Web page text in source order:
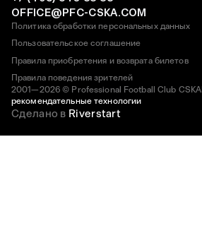
2001—2026 © Professional Football Club CSKA
рекомендательные технологии
OFFICE@PFC-CSKA.COM
Политика обработки персональных данных
Пользовательское соглашение
Правила приобретения и возврата билетов
Правила поведения зрителей
Сделано в Riverstart